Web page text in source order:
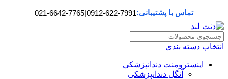
تماس با پشتیبانی:0912-622-7991
|
021-6642-7765
انتخاب دسته بندی
اینسترومنت دندانپزشکی
آنگل دندانپزشکی